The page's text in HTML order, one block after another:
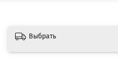
Выбрать